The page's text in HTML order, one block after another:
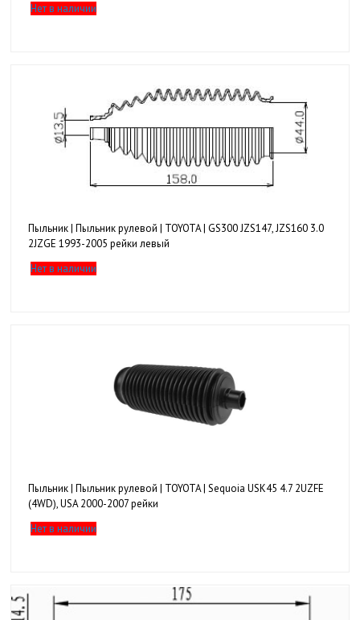
Нет в наличии
Пыльник | Пыльник рулевой | TOYOTA | GS300 JZS147, JZS160 3.0
2JZGE 1993-2005 рейки левый
Нет в наличии
Пыльник | Пыльник рулевой | TOYOTA | Sequoia USK45 4.7 2UZFE
(4WD), USA 2000-2007 рейки
Нет в наличии